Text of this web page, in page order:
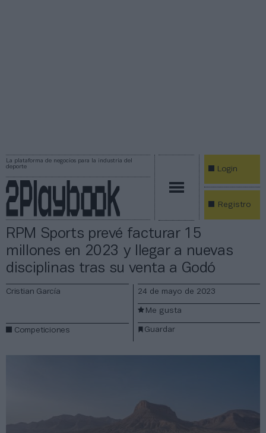
La plataforma de negocios para la industria del
deporte
Login
Registro
RPM Sports prevé facturar 15
millones en 2023 y llegar a nuevas
disciplinas tras su venta a Godó
Cristian García
Competiciones
24 de mayo de 2023
Guardar
Me gusta